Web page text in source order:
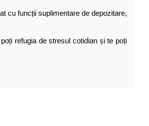
cu funcții suplimentare de depozitare,
refugia de stresul cotidian și te poți